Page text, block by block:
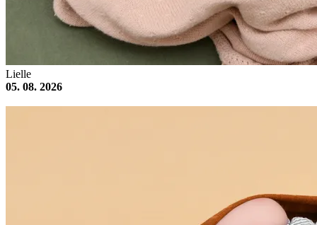
Lielle
05. 08. 2026